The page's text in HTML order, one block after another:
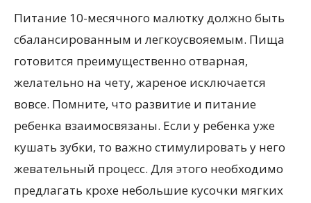
Питание 10-месячного малютку должно быть
сбалансированным и легкоусвояемым. Пища
готовится преимущественно отварная,
желательно на чету, жареное исключается
вовсе. Помните, что развитие и питание
ребенка взаимосвязаны. Если у ребенка уже
кушать зубки, то важно стимулировать у него
жевательный процесс. Для этого необходимо
предлагать крохе небольшие кусочки мягких